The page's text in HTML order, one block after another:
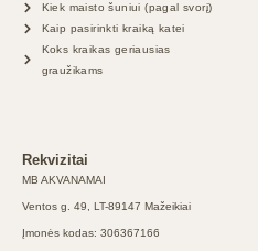
Kiek maisto šuniui (pagal svorį)
Kaip pasirinkti kraiką katei
Koks kraikas geriausias
graužikams
Rekvizitai
MB AKVANAMAI
Ventos g. 49, LT-89147 Mažeikiai
Įmonės kodas: 306367166